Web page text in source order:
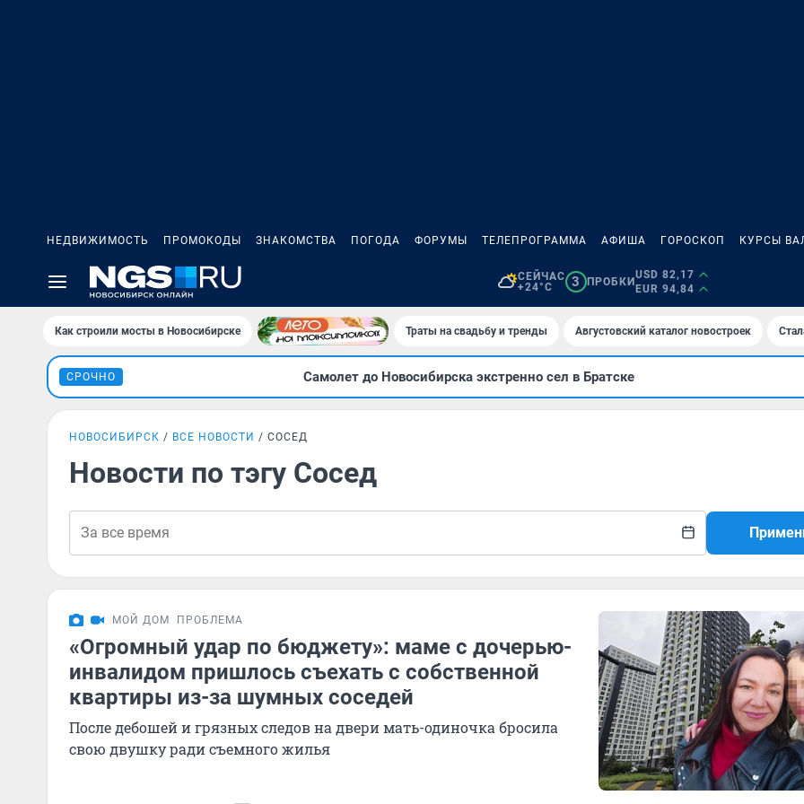
НЕДВИЖИМОСТЬ ПРОМОКОДЫ ЗНАКОМСТВА ПОГОДА ФОРУМЫ ТЕЛЕПРОГРАММА АФИША ГОРОСКОП КУРСЫ
СЕЙЧАС
+24°C
3 ПРОБКИ
USD 82,17
EUR 94,84
Как строили мосты в Новосибирске Траты на свадьбу и тренды Августовский каталог новостроек
СРОЧНО Самолет до Новосибирска экстренно сел в Братске
НОВОСИБИРСК ВСЕ НОВОСТИ СОСЕД
Новости по тэгу Сосед
МОЙ ДОМ ПРОБЛЕМА
«Огромный удар по бюджету»: маме с дочерью-
инвалидом пришлось съехать с собственной
квартиры из-за шумных соседей
После дебошей и грязных следов на двери мать-одиночка бросила
свою двушку ради съемного жилья